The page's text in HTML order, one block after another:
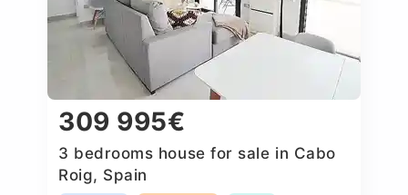
309 995€
3 bedrooms house for sale in Cabo
Roig, Spain